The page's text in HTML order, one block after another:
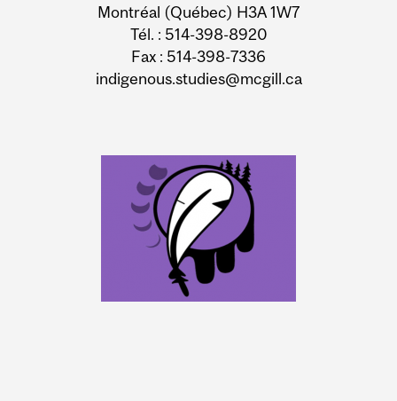
Montréal (Québec) H3A 1W7
Tél. : 514-398-8920
Fax : 514-398-7336
indigenous.studies@mcgill.ca